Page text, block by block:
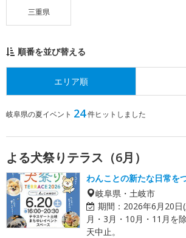
三重県
順番を並び替える
エリア順
岐阜県の夏イベント 24件ヒットしました
よる犬祭りテラス（6月）
わんことの新たな日常を
岐阜県・土岐市
期間： 2026年6月20
月・3月・10月・11月を
天中止。